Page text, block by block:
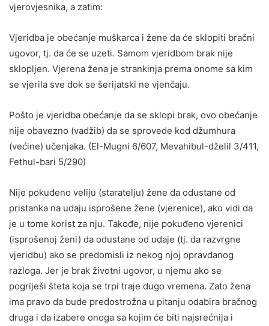
vjerovjesnika, a zatim:
Vjeridba je obećanje muškarca i žene da će sklopiti bračni
ugovor, tj. da će se uzeti. Samom vjeridbom brak nije
sklopljen. Vjerena žena je strankinja prema onome sa kim
se vjerila sve dok se šerijatski ne vjenčaju.
Pošto je vjeridba obećanje da se sklopi brak, ovo obećanje
nije obavezno (vadžib) da se sprovede kod džumhura
(većine) učenjaka. (El-Mugni 6/607, Mevahibul-dželil 3/411,
Fethul-bari 5/290)
Nije pokuđeno veliju (staratelju) žene da odustane od
pristanka na udaju isprošene žene (vjerenice), ako vidi da
je u tome korist za nju. Takođe, nije pokuđeno vjerenici
(isprošenoj ženi) da odustane od udaje (tj. da razvrgne
vjeridbu) ako se predomisli iz nekog njoj opravdanog
razloga. Jer je brak životni ugovor, u njemu ako se
pogriješi šteta koja se trpi traje dugo vremena. Zato žena
ima pravo da bude predostrožna u pitanju odabira bračnog
druga i da izabere onoga sa kojim će biti najsrećnija i